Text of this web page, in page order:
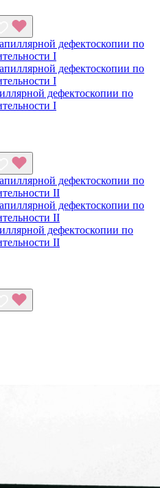
дефектоскопии по
I
дефектоскопии по
II